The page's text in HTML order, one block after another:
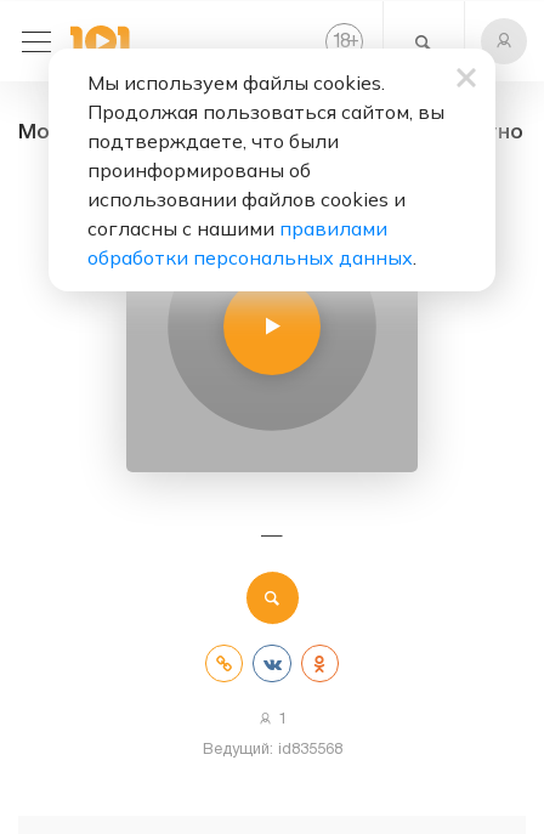
18+
Мой стрим - радио онлайн. Слушать бесплатно
—
1
Ведущий: id835568
Мы используем файлы cookies.
Продолжая пользоваться сайтом, вы
подтверждаете, что были
проинформированы об
использовании файлов cookies и
согласны с нашими правилами
обработки персональных данных.